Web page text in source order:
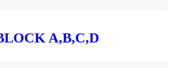
A,B,C,D